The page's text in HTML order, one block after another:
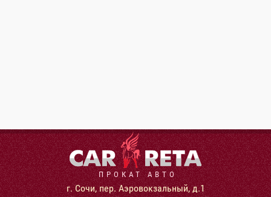
ПРОКАТ АВТО
г. Сочи, пер. Аэровокзальный, д.1